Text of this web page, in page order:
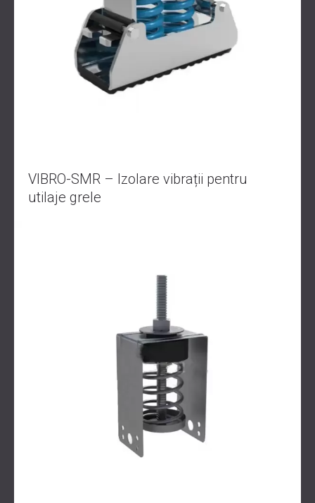
VIBRO-SMR – Izolare vibrații pentru
utilaje grele